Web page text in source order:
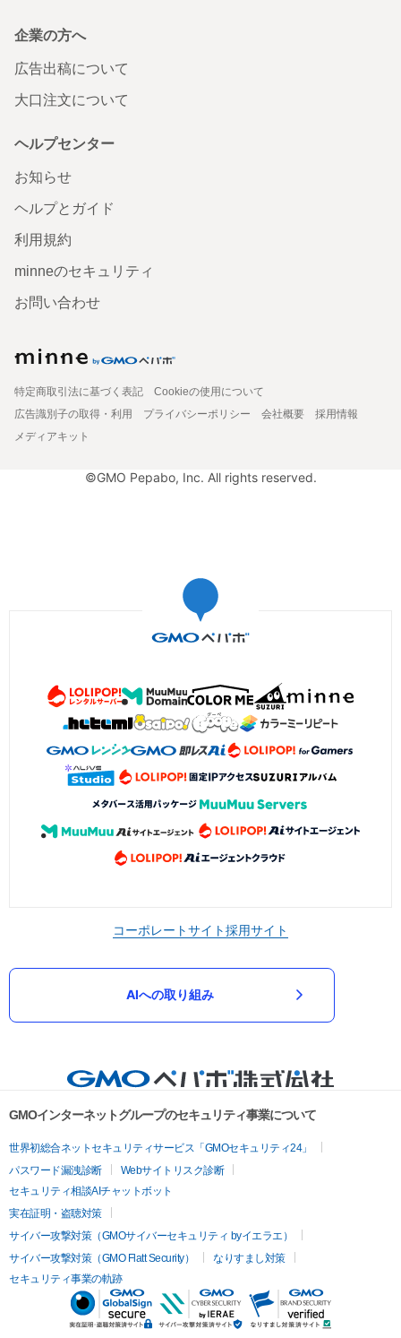
企業の方へ
広告出稿について
大口注文について
ヘルプセンター
お知らせ
ヘルプとガイド
利用規約
minneのセキュリティ
お問い合わせ
特定商取引法に基づく表記
Cookieの使用について
広告識別子の取得・利用
プライバシーポリシー 会社概要
採用情報
メディアキット
©GMO Pepabo, Inc. All rights reserved.
コーポレートサイト採用サイト
AIへの取り組み
GMOインターネットグループのセキュリティ事業について
世界初総合ネットセキュリティサービス「GMOセキュリティ24」
パスワード漏洩診断
Webサイトリスク診断
セキュリティ相談AIチャットボット
実在証明・盗聴対策
サイバー攻撃対策（GMOサイバーセキュリティ byイエラエ）
サイバー攻撃対策（GMO Flatt Security）
なりすまし対策
セキュリティ事業の軌跡